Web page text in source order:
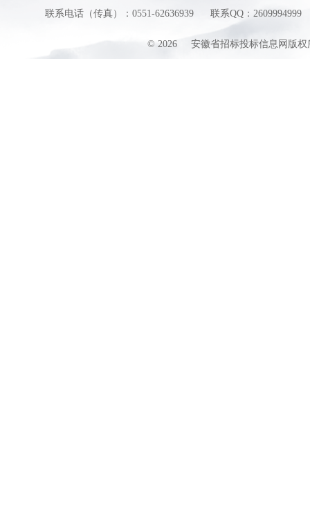
联系电话（传真）：0551-62636939
联系QQ：2609994999
© 2026 安徽省招标投标信息网版